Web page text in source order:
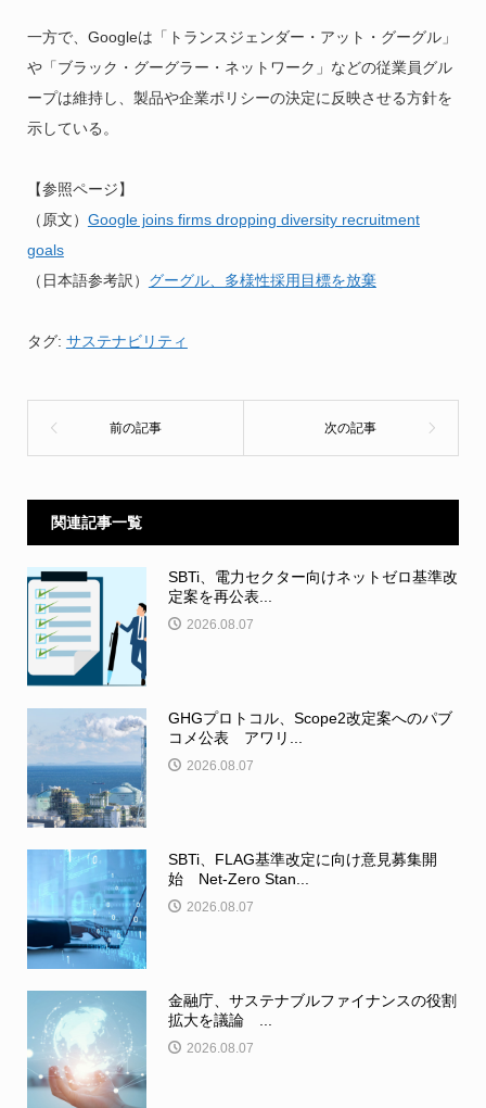
一方で、Googleは「トランスジェンダー・アット・グーグル」
や「ブラック・グーグラー・ネットワーク」などの従業員グル
ープは維持し、製品や企業ポリシーの決定に反映させる方針を
示している。
【参照ページ】
（原文） Google joins firms dropping diversity recruitment
goals
（日本語参考訳） グーグル、多様性採用目標を放棄
タグ: サステナビリティ
関連記事一覧
SBTi、電力セクター向けネットゼロ基準改
定案を再公表...
2026.08.07
GHGプロトコル、Scope2改定案へのパブ
コメ公表 アワリ...
2026.08.07
SBTi、FLAG基準改定に向け意見募集開
始 Net-Zero Stan...
2026.08.07
金融庁、サステナブルファイナンスの役割
拡大を議論 ...
2026.08.07